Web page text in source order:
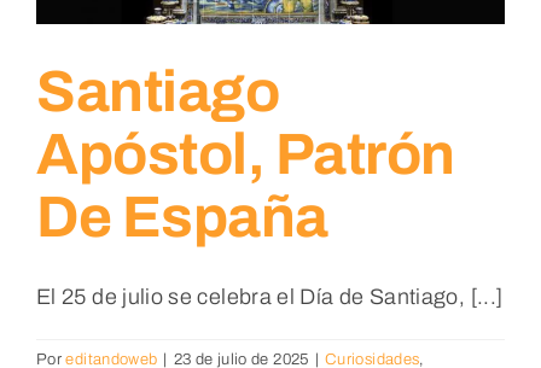
Santiago
Apóstol, Patrón
De España
El 25 de julio se celebra el Día de Santiago, [...]
Poreditandoweb | 23 de julio de 2025 | Curiosidades,